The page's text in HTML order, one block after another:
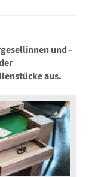
und -
aus.